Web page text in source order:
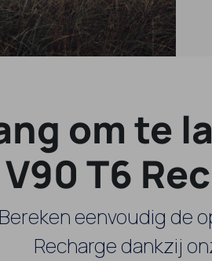
om te
V90 T6
eenvoudig de
Recharge dankzij